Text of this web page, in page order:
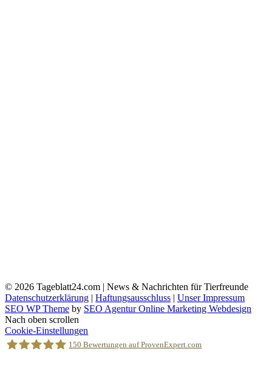
© 2026 Tageblatt24.com | News & Nachrichten für Tierfreunde
Datenschutzerklärung | Haftungsausschluss | Unser Impressum
SEO WP Theme by SEO Agentur Online Marketing Webdesign
Nach oben scrollen
Cookie-Einstellungen
150 Bewertungen auf ProvenExpert.com